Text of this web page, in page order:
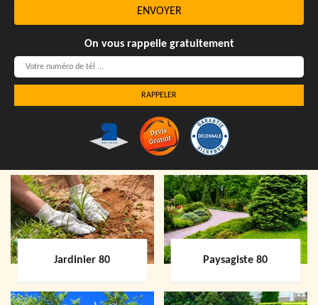
On vous rappelle gratuitement
Jardinier 80 Paysagiste 80